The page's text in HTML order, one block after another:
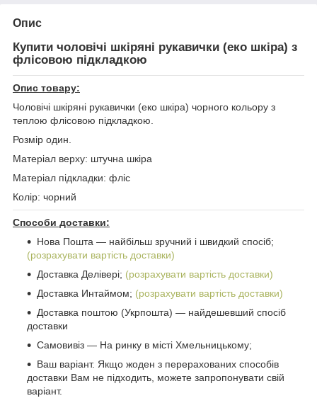
Опис
Купити чоловічі шкіряні рукавички (еко шкіра) з
флісовою підкладкою
Опис товару:
Чоловічі шкіряні рукавички (еко шкіра) чорного кольору з
теплою флісовою підкладкою.
Розмір один.
Матеріал верху: штучна шкіра
Матеріал підкладки: фліс
Колір: чорний
Способи доставки:
Нова Пошта ― найбільш зручний і швидкий спосіб;
(розрахувати вартість доставки)
Доставка Делівері; (розрахувати вартість доставки)
Доставка Интаймом; (розрахувати вартість доставки)
Доставка поштою (Укрпошта) ― найдешевший спосіб
доставки
Самовивіз ― На ринку в місті Хмельницькому;
Ваш варіант. Якщо жоден з перерахованих способів
доставки Вам не підходить, можете запропонувати свій
варіант.